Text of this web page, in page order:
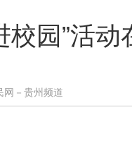
校园”活
－贵州频道